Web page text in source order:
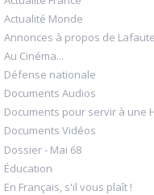
Actualité Monde
Annonces à propos de
Au Cinéma...
Défense nationale
Documents Audios
Documents pour servir à une
Documents Vidéos
Dossier - Mai 68
Éducation
En Français, s'il vous plaît !